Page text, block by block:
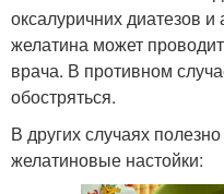
оксалуричних диатезов
желатина может
врача. В противном
обостряться.
В других случаях
желатиновые настойки: